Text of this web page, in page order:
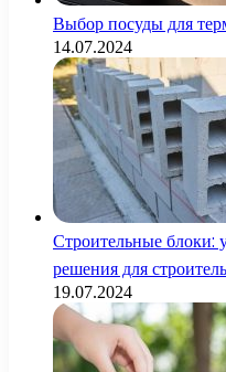
Выбор посуды для
14.07.2024
Строительные блоки:
решения для
19.07.2024